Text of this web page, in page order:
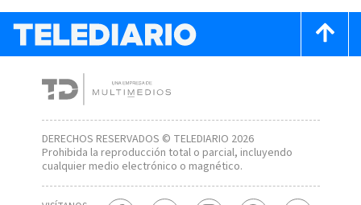
DERECHOS RESERVADOS © TELEDIARIO 2026
Prohibida la reproducción total o parcial, incluyendo
cualquier medio electrónico o magnético.